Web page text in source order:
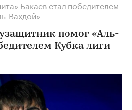
Бакаев стал победителем
Вахдой»
помог «Аль-
Кубка лиги